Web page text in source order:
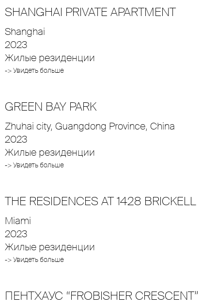
SHANGHAI PRIVATE APARTMENT
Shanghai
2023
Жилые резиденции
-> Увидеть больше
GREEN BAY PARK
Zhuhai city, Guangdong Province, China
2023
Жилые резиденции
-> Увидеть больше
THE RESIDENCES AT 1428 BRICKELL
Miami
2023
Жилые резиденции
-> Увидеть больше
ПЕНТХАУС “FROBISHER CRESCENT”